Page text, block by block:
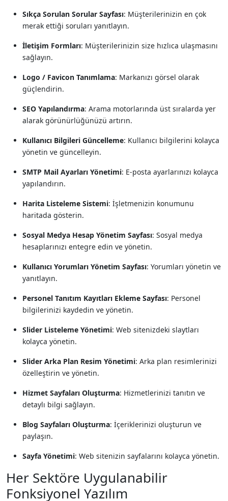
Sıkça Sorulan Sorular Sayfası: Müşterilerinizin en çok
merak ettiği soruları yanıtlayın.
İletişim Formları: Müşterilerinizin size hızlıca ulaşmasını
sağlayın.
Logo / Favicon Tanımlama: Markanızı görsel olarak
güçlendirin.
SEO Yapılandırma: Arama motorlarında üst sıralarda yer
alarak görünürlüğünüzü artırın.
Kullanıcı Bilgileri Güncelleme: Kullanıcı bilgilerini kolayca
yönetin ve güncelleyin.
SMTP Mail Ayarları Yönetimi: E-posta ayarlarınızı kolayca
yapılandırın.
Harita Listeleme Sistemi: İşletmenizin konumunu
haritada gösterin.
Sosyal Medya Hesap Yönetim Sayfası: Sosyal medya
hesaplarınızı entegre edin ve yönetin.
Kullanıcı Yorumları Yönetim Sayfası: Yorumları yönetin ve
yanıtlayın.
Personel Tanıtım Kayıtları Ekleme Sayfası: Personel
bilgilerinizi kaydedin ve yönetin.
Slider Listeleme Yönetimi: Web sitenizdeki slaytları
kolayca yönetin.
Slider Arka Plan Resim Yönetimi: Arka plan resimlerinizi
özelleştirin ve yönetin.
Hizmet Sayfaları Oluşturma: Hizmetlerinizi tanıtın ve
detaylı bilgi sağlayın.
Blog Sayfaları Oluşturma: İçeriklerinizi oluşturun ve
paylaşın.
Sayfa Yönetimi: Web sitenizin sayfalarını kolayca yönetin.
Her Sektöre Uygulanabilir
Fonksiyonel Yazılım